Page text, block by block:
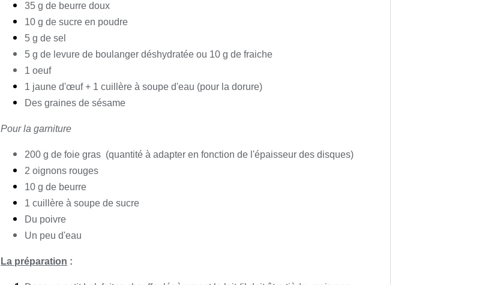
35 g de beurre doux
10 g de sucre en poudre
5 g de sel
5 g de levure de boulanger déshydratée ou 10 g de fraiche
1 oeuf
1 jaune d'œuf + 1 cuillère à soupe d'eau (pour la dorure)
Des graines de sésame
Pour la garniture
200 g de foie gras (quantité à adapter en fonction de l'épaisseur des disques)
2 oignons rouges
10 g de beurre
1 cuillère à soupe de sucre
Du poivre
Un peu d'eau
La préparation :